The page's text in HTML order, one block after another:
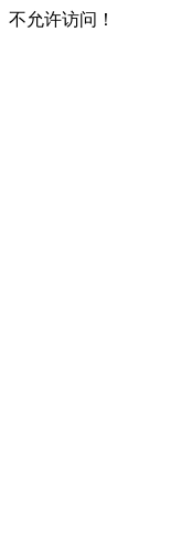
不允许访问！